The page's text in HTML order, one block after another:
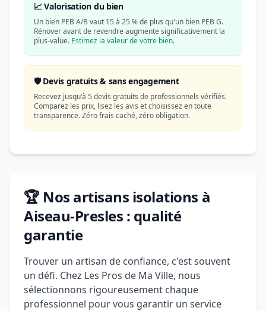
📈 Valorisation du bien
Un bien PEB A/B vaut 15 à 25 % de plus qu'un bien PEB G.
Rénover avant de revendre augmente significativement la
plus-value. Estimez la valeur de votre bien.
🛡️ Devis gratuits & sans engagement
Recevez jusqu'à 5 devis gratuits de professionnels vérifiés.
Comparez les prix, lisez les avis et choisissez en toute
transparence. Zéro frais caché, zéro obligation.
🏆 Nos artisans isolations à
Aiseau-Presles : qualité
garantie
Trouver un artisan de confiance, c'est souvent
un défi. Chez Les Pros de Ma Ville, nous
sélectionnons rigoureusement chaque
professionnel pour vous garantir un service